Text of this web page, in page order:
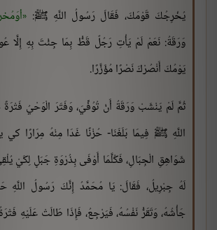
يُخْرِجُكَ قَوْمَكَ، فَقَالَ رَسُولُ اللَّهِ ﷺ:
وَرَقَةُ: نَعَمْ لَمْ يَأْتِ رَجُلٌ قَطُّ بِمَا جِئْتَ بِهِ إِلَّا
يَوْمُكَ أَنْصُرْكَ نَصْرًا مُؤَزَّرًا.
ثُمَّ لَمْ يَنْشَبْ وَرَقَةُ أَنْ تُوُفِّيَ، وَفَتَرَ الْوَحْيُ
اللَّهِ ﷺ فِيمَا بَلَغَنَا- حُزْنًا غَدَا مِنْهُ مِرَارًا
شَوَاهِقِ الْجِبَالِ، فَكُلَّمَا أَوْفَى بِذُرْوَةِ جَبَلٍ لِكَيْ
لَهُ جِبْرِيلُ، فَقَالَ: يَا مُحَمَّدُ إِنَّكَ رَسُولُ اللَّهِ
جَأْشُهُ، وَتَقَرُّ نَفْسُهُ، فَيَرْجِعُ، فَإِذَا طَالَتْ عَلَيْهِ